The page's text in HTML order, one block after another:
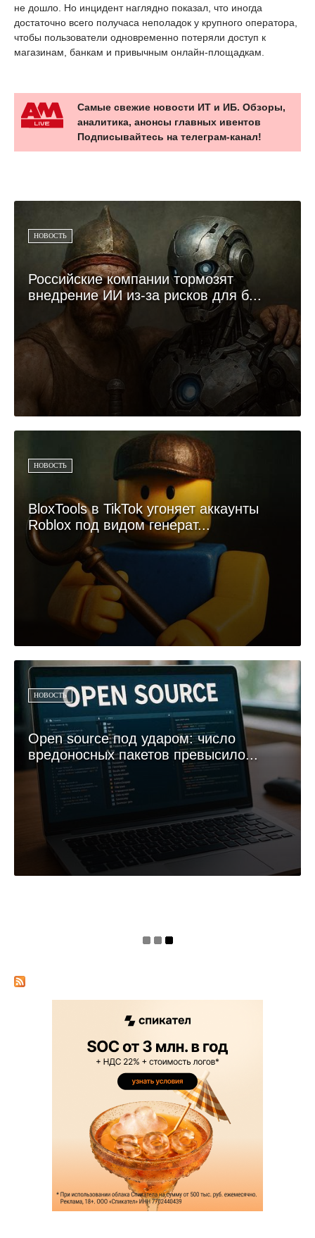
не дошло. Но инцидент наглядно показал, что иногда
достаточно всего получаса неполадок у крупного оператора,
чтобы пользователи одновременно потеряли доступ к
магазинам, банкам и привычным онлайн-площадкам.
Самые свежие новости ИТ и ИБ. Обзоры,
аналитика, анонсы главных ивентов
Подписывайтесь на телеграм-канал!
НОВОСТЬ
Российские компании тормозят
внедрение ИИ из-за рисков для б...
НОВОСТЬ
BloxTools в TikTok угоняет аккаунты
Roblox под видом генерат...
НОВОСТЬ
Open source под ударом: число
вредоносных пакетов превысило...